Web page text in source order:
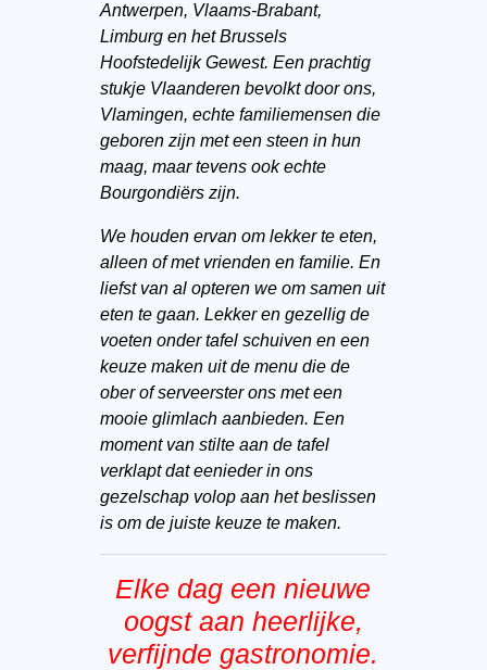
Antwerpen, Vlaams-Brabant,
Limburg en het Brussels
Hoofstedelijk Gewest. Een prachtig
stukje Vlaanderen bevolkt door ons,
Vlamingen, echte familiemensen die
geboren zijn met een steen in hun
maag, maar tevens ook echte
Bourgondiërs zijn.
We houden ervan om lekker te eten,
alleen of met vrienden en familie. En
liefst van al opteren we om samen uit
eten te gaan. Lekker en gezellig de
voeten onder tafel schuiven en een
keuze maken uit de menu die de
ober of serveerster ons met een
mooie glimlach aanbieden. Een
moment van stilte aan de tafel
verklapt dat eenieder in ons
gezelschap volop aan het beslissen
is om de juiste keuze te maken.
Elke dag een nieuwe
oogst aan heerlijke,
verfijnde gastronomie.